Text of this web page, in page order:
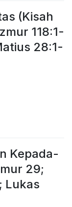
(Kisah
118:1-
28:1-
Kepada-
29;
Lukas